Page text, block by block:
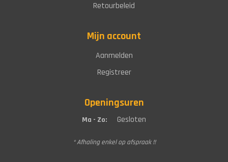
Retourbeleid
Mijn account
Aanmelden
Registreer
Openingsuren
Ma - Zo: Gesloten
* Afhaling enkel op afspraak !!